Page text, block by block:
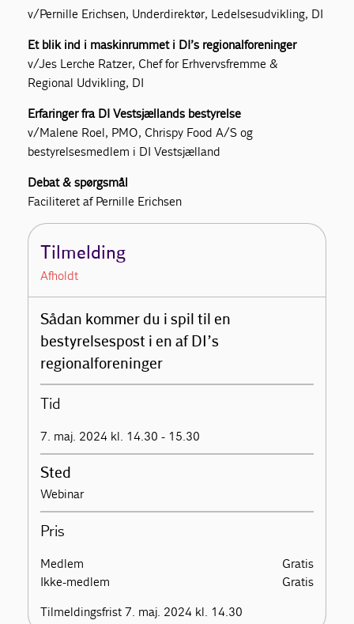
v/Pernille Erichsen, Underdirektør, Ledelsesudvikling, DI
Et blik ind i maskinrummet i DI’s regionalforeninger
v/Jes Lerche Ratzer, Chef for Erhvervsfremme &
Regional Udvikling, DI
Erfaringer fra DI Vestsjællands bestyrelse
v/Malene Roel, PMO, Chrispy Food A/S og
bestyrelsesmedlem i DI Vestsjælland
Debat & spørgsmål
Faciliteret af Pernille Erichsen
Tilmelding
Afholdt
Sådan kommer du i spil til en
bestyrelsespost i en af DI’s
regionalforeninger
Tid
7. maj. 2024 kl. 14.30 - 15.30
Sted
Webinar
Pris
Medlem
Gratis
Ikke-medlem
Gratis
Tilmeldingsfrist 7. maj. 2024 kl. 14.30